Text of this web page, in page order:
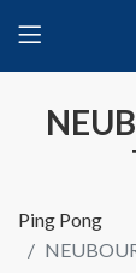
Ping Pong